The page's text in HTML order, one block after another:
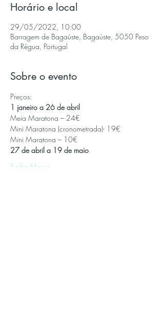
Horário e local
29/05/2022, 10:00
Barragem de Bagaúste, Bagaúste, 5050 Peso
da Régua, Portugal
Sobre o evento
Preços:
1 janeiro a 26 de abril
Meia Maratona – 24€
Mini Maratona (cronometrada)- 19€
Mini Maratona – 10€
27 de abril a 19 de maio
Saiba Mais >